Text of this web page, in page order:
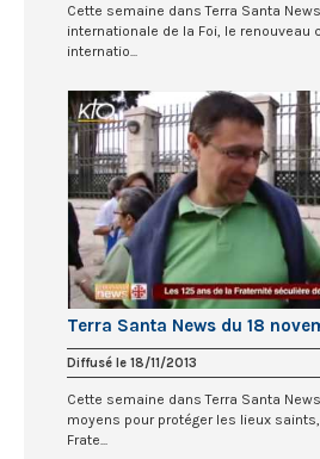
Cette semaine dans Terra Santa
internationale de la Foi, le renouveau
internatio...
Terra Santa News du 18
Diffusé le 18/11/2013
Cette semaine dans Terra Santa
moyens pour protéger les lieux
Frate...